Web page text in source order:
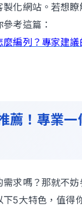
化網站。若想
考這篇：
編列？專家建議
薦！專業
求嗎？那就不
5大特色，值得